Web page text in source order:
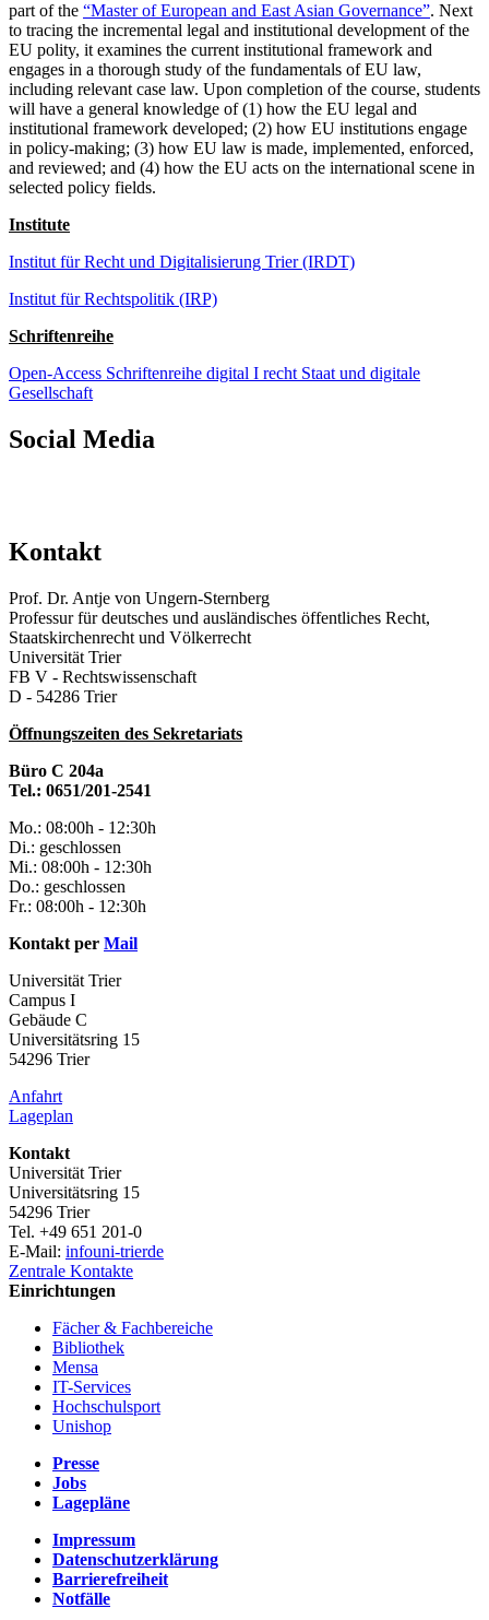
part of the “Master of European and East Asian Governance”. Next
to tracing the incremental legal and institutional development of the
EU polity, it examines the current institutional framework and
engages in a thorough study of the fundamentals of EU law,
including relevant case law. Upon completion of the course, students
will have a general knowledge of (1) how the EU legal and
institutional framework developed; (2) how EU institutions engage
in policy-making; (3) how EU law is made, implemented, enforced,
and reviewed; and (4) how the EU acts on the international scene in
selected policy fields.
Institute
Institut für Recht und Digitalisierung Trier (IRDT)
Institut für Rechtspolitik (IRP)
Schriftenreihe
Open-Access Schriftenreihe digital I recht Staat und digitale
Gesellschaft
Social Media
Kontakt
Prof. Dr. Antje von Ungern-Sternberg
Professur für deutsches und ausländisches öffentliches Recht,
Staatskirchenrecht und Völkerrecht
Universität Trier
FB V - Rechtswissenschaft
D - 54286 Trier
Öffnungszeiten des Sekretariats
Büro C 204a
Tel.: 0651/201-2541
Mo.: 08:00h - 12:30h
Di.: geschlossen
Mi.: 08:00h - 12:30h
Do.: geschlossen
Fr.: 08:00h - 12:30h
Kontakt per Mail
Universität Trier
Campus I
Gebäude C
Universitätsring 15
54296 Trier
Anfahrt
Lageplan
Kontakt
Universität Trier
Universitätsring 15
54296 Trier
Tel. +49 651 201-0
E-Mail: infouni-trierde
Zentrale Kontakte
Einrichtungen
Fächer & Fachbereiche
Bibliothek
Mensa
IT-Services
Hochschulsport
Unishop
Presse
Jobs
Lagepläne
Impressum
Datenschutzerklärung
Barrierefreiheit
Notfälle